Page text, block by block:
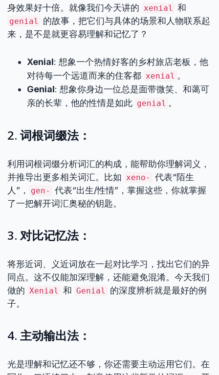
身效果好十倍。就像我们今天讲的 xenial 和
genial
的故事，把它们与具体的场景和人物联系起
来，是不是就更容易理解和记忆了？
Xenial: 想象一个热情好客的乡村旅店老板，他
对待每一个远道而来的住客都 xenial 。
Genial: 想象你身边一位总是面带微笑、和蔼可
亲的长辈，他的性情是如此 genial 。
2. 词根词缀法：
利用词根词缀分析词汇的构成，能帮助你理解词义，
并推导出更多相关词汇。比如 xeno-
代表“陌生
人”，
gen-
代表“出生/性情”，掌握这些，你就掌握
了一把解开词汇奥秘的钥匙。
3. 对比记忆法：
将形近词、义近词放在一起对比学习，找出它们的异
同点。这不仅能加深理解，还能避免混淆。今天我们
做的 Xenial 和 Genial
的深度辨析就是最好的例
子。
4. 主动输出法：
光是理解和记忆还不够，你还需要主动运用它们。在